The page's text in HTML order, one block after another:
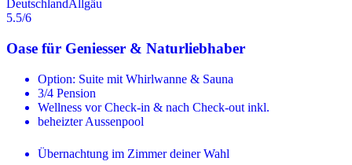
DeutschlandAllgäu
5.5/6
Oase für Geniesser & Naturliebhaber
Option: Suite mit Whirlwanne & Sauna
3/4 Pension
Wellness vor Check-in & nach Check-out inkl.
beheizter Aussenpool
Übernachtung im Zimmer deiner Wahl